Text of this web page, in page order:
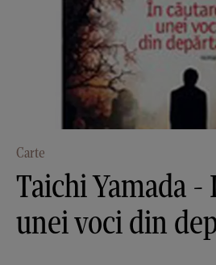
Carte
Taichi Yamada -
unei voci din